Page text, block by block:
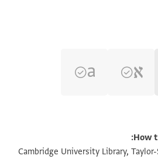
تكبير و تدوير
How
Cambridge University Library,